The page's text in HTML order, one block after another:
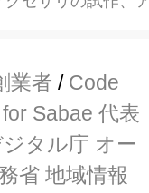
業者 / Code
Sabae 代表
タル庁 オー
省 地域情報